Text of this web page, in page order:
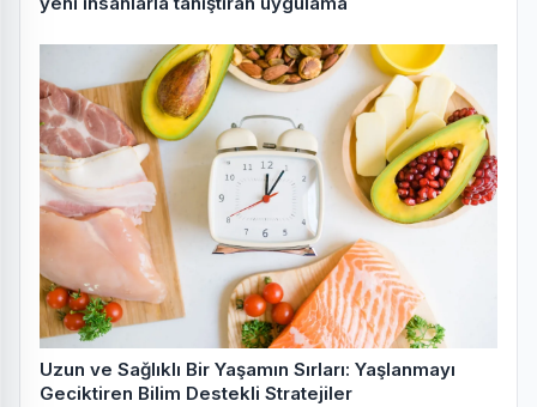
Uzun ve Sağlıklı Bir Yaşamın Sırları: Yaşlanmayı
Geciktiren Bilim Destekli Stratejiler